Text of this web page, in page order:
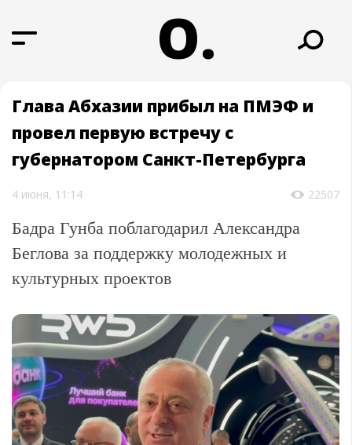
О.
Глава Абхазии прибыл на ПМЭФ и
провел первую встречу с
губернатором Санкт-Петербурга
4 июня, 11:14 22507
Бадра Гунба поблагодарил Александра
Беглова за поддержку молодежных и
культурных проектов